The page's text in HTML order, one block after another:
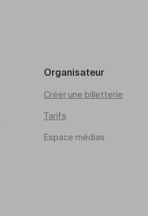
Organisateur
Créer une billetterie
Tarifs
Espace médias